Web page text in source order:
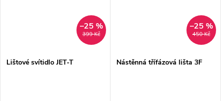
399 Kč
–25 %
Lištové svítidlo JET-T
450 Kč
–25 %
Nástěnná třífázová lišta 3F